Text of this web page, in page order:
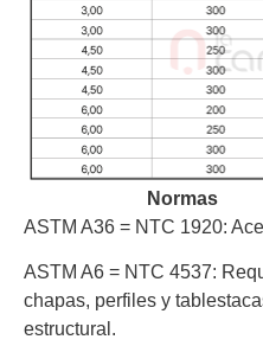
Normas
ASTM A36 = NTC 1920:
ASTM A6 = NTC 4537:
chapas, perfiles y
estructural.